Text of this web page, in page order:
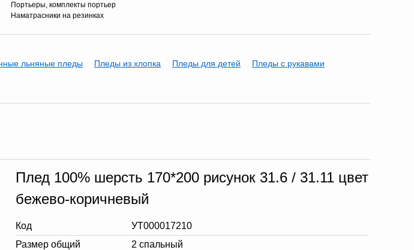
Портьеры, комплекты портьер
Наматрасники на резинках
льняные пледы Пледы из хлопка Пледы для детей
Пледы с рукавами
Плед 100% шерсть 170*200 рисунок 31.6 / 31.11 цвет
бежево-коричневый
Код
УТ000017210
Размер общий
2 спальный